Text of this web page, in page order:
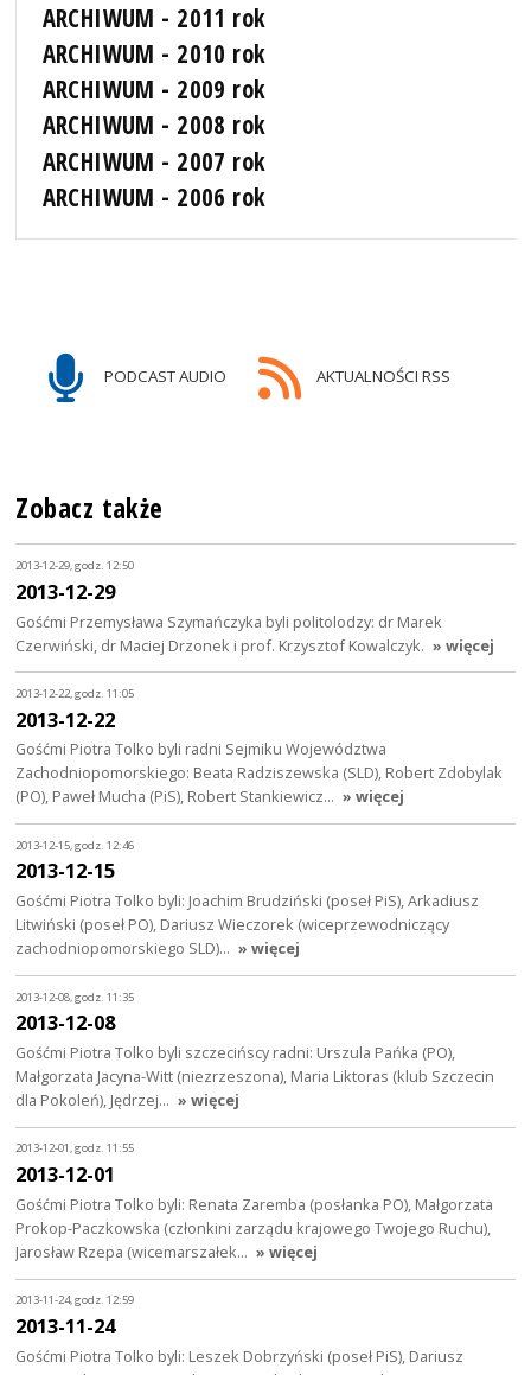
ARCHIWUM - 2011 rok
ARCHIWUM - 2010 rok
ARCHIWUM - 2009 rok
ARCHIWUM - 2008 rok
ARCHIWUM - 2007 rok
ARCHIWUM - 2006 rok
PODCAST AUDIO AKTUALNOŚCI RSS
Zobacz także
2013-12-29, godz. 12:50
2013-12-29
Gośćmi Przemysława Szymańczyka byli politolodzy: dr Marek
Czerwiński, dr Maciej Drzonek i prof. Krzysztof Kowalczyk. » więcej
2013-12-22, godz. 11:05
2013-12-22
Gośćmi Piotra Tolko byli radni Sejmiku Województwa
Zachodniopomorskiego: Beata Radziszewska (SLD), Robert Zdobylak
(PO), Paweł Mucha (PiS), Robert Stankiewicz… » więcej
2013-12-15, godz. 12:46
2013-12-15
Gośćmi Piotra Tolko byli: Joachim Brudziński (poseł PiS), Arkadiusz
Litwiński (poseł PO), Dariusz Wieczorek (wiceprzewodniczący
zachodniopomorskiego SLD)… » więcej
2013-12-08, godz. 11:35
2013-12-08
Gośćmi Piotra Tolko byli szczecińscy radni: Urszula Pańka (PO),
Małgorzata Jacyna-Witt (niezrzeszona), Maria Liktoras (klub Szczecin
dla Pokoleń), Jędrzej… » więcej
2013-12-01, godz. 11:55
2013-12-01
Gośćmi Piotra Tolko byli: Renata Zaremba (posłanka PO), Małgorzata
Prokop-Paczkowska (członkini zarządu krajowego Twojego Ruchu),
Jarosław Rzepa (wicemarszałek… » więcej
2013-11-24, godz. 12:59
2013-11-24
Gośćmi Piotra Tolko byli: Leszek Dobrzyński (poseł PiS), Dariusz